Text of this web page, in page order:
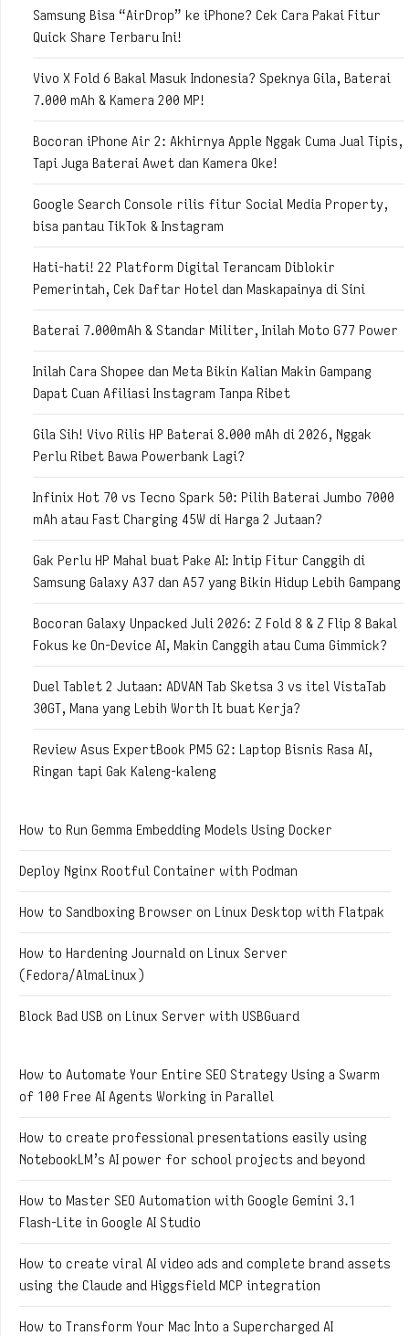
Samsung Bisa “AirDrop” ke iPhone? Cek Cara Pakai Fitur
Quick Share Terbaru Ini!
Vivo X Fold 6 Bakal Masuk Indonesia? Speknya Gila, Baterai
7.000 mAh & Kamera 200 MP!
Bocoran iPhone Air 2: Akhirnya Apple Nggak Cuma Jual Tipis,
Tapi Juga Baterai Awet dan Kamera Oke!
Google Search Console rilis fitur Social Media Property,
bisa pantau TikTok & Instagram
Hati-hati! 22 Platform Digital Terancam Diblokir
Pemerintah, Cek Daftar Hotel dan Maskapainya di Sini
Baterai 7.000mAh & Standar Militer, Inilah Moto G77 Power
Inilah Cara Shopee dan Meta Bikin Kalian Makin Gampang
Dapat Cuan Afiliasi Instagram Tanpa Ribet
Gila Sih! Vivo Rilis HP Baterai 8.000 mAh di 2026, Nggak
Perlu Ribet Bawa Powerbank Lagi?
Infinix Hot 70 vs Tecno Spark 50: Pilih Baterai Jumbo 7000
mAh atau Fast Charging 45W di Harga 2 Jutaan?
Gak Perlu HP Mahal buat Pake AI: Intip Fitur Canggih di
Samsung Galaxy A37 dan A57 yang Bikin Hidup Lebih Gampang
Bocoran Galaxy Unpacked Juli 2026: Z Fold 8 & Z Flip 8 Bakal
Fokus ke On-Device AI, Makin Canggih atau Cuma Gimmick?
Duel Tablet 2 Jutaan: ADVAN Tab Sketsa 3 vs itel VistaTab
30GT, Mana yang Lebih Worth It buat Kerja?
Review Asus ExpertBook PM5 G2: Laptop Bisnis Rasa AI,
Ringan tapi Gak Kaleng-kaleng
How to Run Gemma Embedding Models Using Docker
Deploy Nginx Rootful Container with Podman
How to Sandboxing Browser on Linux Desktop with Flatpak
How to Hardening Journald on Linux Server
(Fedora/AlmaLinux)
Block Bad USB on Linux Server with USBGuard
How to Automate Your Entire SEO Strategy Using a Swarm
of 100 Free AI Agents Working in Parallel
How to create professional presentations easily using
NotebookLM’s AI power for school projects and beyond
How to Master SEO Automation with Google Gemini 3.1
Flash-Lite in Google AI Studio
How to create viral AI video ads and complete brand assets
using the Claude and Higgsfield MCP integration
How to Transform Your Mac Into a Supercharged AI